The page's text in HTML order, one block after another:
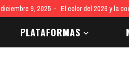
diciembre 9, 2025 El color del 2026 y la
PLATAFORMAS